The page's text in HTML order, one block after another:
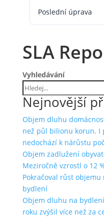
Poslední úprava
SLA
Vyhledávání
Nejnovější
Objem dluhu
než půl bilionu korun.
nedochází k nárůstu
Objem zadlužení
Meziročně vzrostl o 12
Pokračoval růst
bydlení
Objem dluhu na
roku zvýšil více než za